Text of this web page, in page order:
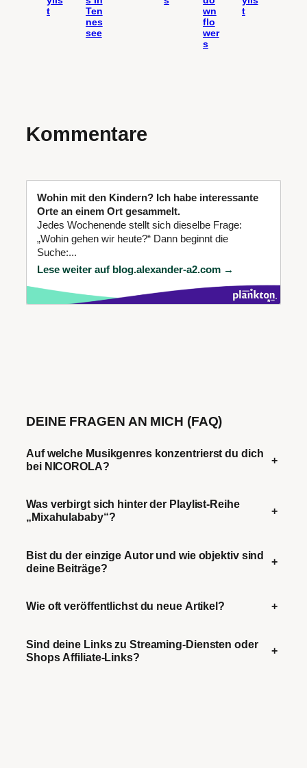
t
Ten
nes
see
wn
flo
wer
s
t
Kommentare
Wohin mit den Kindern? Ich habe interessante
Orte an einem Ort gesammelt.
Jedes Wochenende stellt sich dieselbe Frage:
„Wohin gehen wir heute?“ Dann beginnt die
Suche:...
Lese weiter auf blog.alexander-a2.com →
DEINE FRAGEN AN MICH (FAQ)
Auf welche Musikgenres konzentrierst du dich
bei NICOROLA?
+
Was verbirgt sich hinter der Playlist-Reihe
„Mixahulababy“?
+
Bist du der einzige Autor und wie objektiv sind
deine Beiträge?
+
Wie oft veröffentlichst du neue Artikel? +
Sind deine Links zu Streaming-Diensten oder
Shops Affiliate-Links?
+